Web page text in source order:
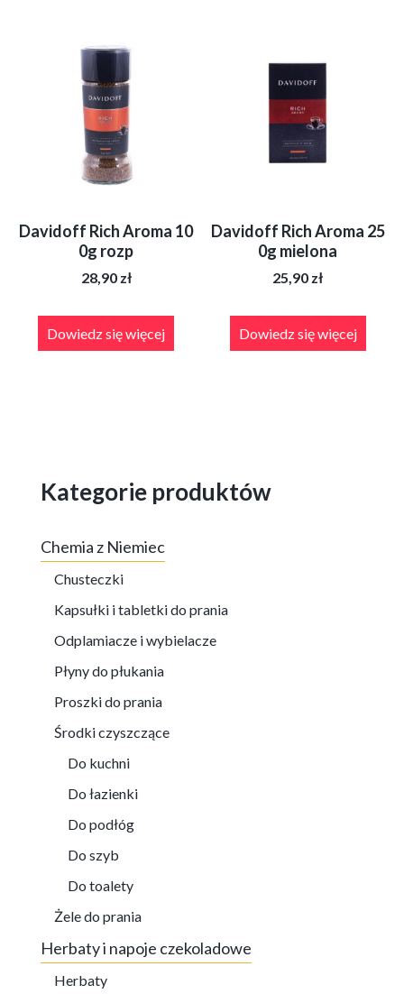
Kategorie produktów
Chemia z Niemiec
Chusteczki
Kapsułki i tabletki do prania
Odplamiacze i wybielacze
Płyny do płukania
Proszki do prania
Środki czyszczące
Do kuchni
Do łazienki
Do podłóg
Do szyb
Do toalety
Żele do prania
Herbaty i napoje czekoladowe
Herbaty
Davidoff Rich Aroma 10
0g rozp
28,90 zł
Dowiedz się więcej
Davidoff Rich Aroma 25
0g mielona
25,90 zł
Dowiedz się więcej